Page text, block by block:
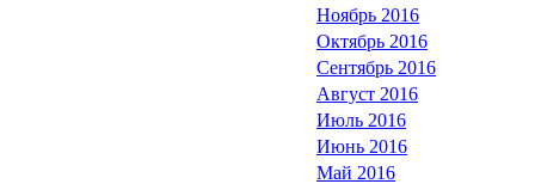
Ноябрь 2016
Октябрь 2016
Сентябрь 2016
Август 2016
Июль 2016
Июнь 2016
Май 2016